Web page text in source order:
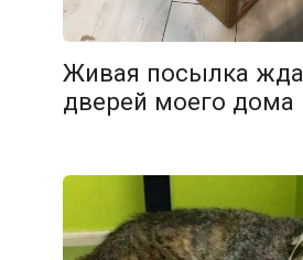
Живая посылка
дверей моего дома